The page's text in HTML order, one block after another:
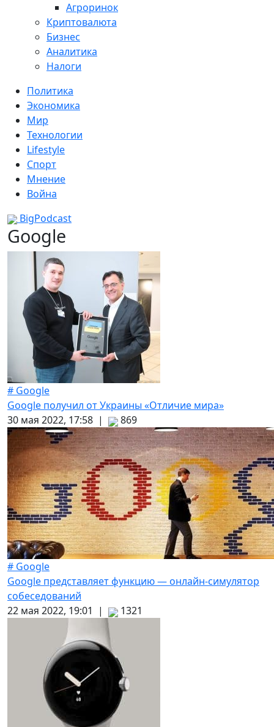
Агроринок
Криптовалюта
Бизнес
Аналитика
Налоги
Политика
Экономика
Мир
Технологии
Lifestyle
Спорт
Мнение
Война
BigPodcast
Google
# Google
Google получил от Украины «Отличие мира»
30 мая 2022, 17:58 |
869
# Google
Google представляет функцию — онлайн-симулятор
собеседований
22 мая 2022, 19:01 |
1321